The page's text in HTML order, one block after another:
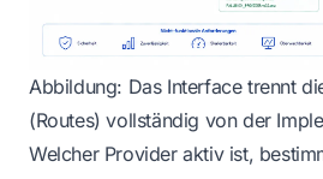
Abbildung: Das Interface trennt
(Routes) vollständig von der
Welcher Provider aktiv ist,